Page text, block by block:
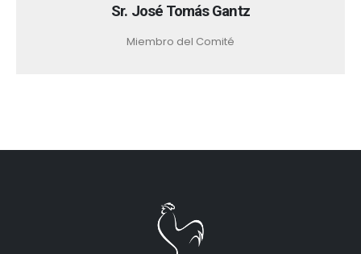
Sr. José Tomás Gantz
Miembro del Comité